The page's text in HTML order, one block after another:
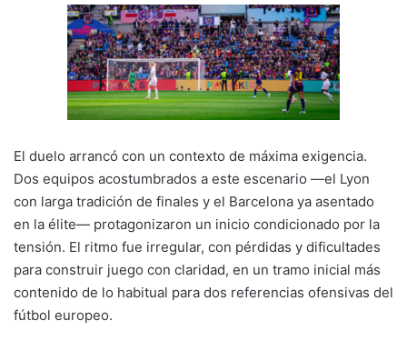
El duelo arrancó con un contexto de máxima exigencia.
Dos equipos acostumbrados a este escenario —el Lyon
con larga tradición de finales y el Barcelona ya asentado
en la élite— protagonizaron un inicio condicionado por la
tensión. El ritmo fue irregular, con pérdidas y dificultades
para construir juego con claridad, en un tramo inicial más
contenido de lo habitual para dos referencias ofensivas del
fútbol europeo.